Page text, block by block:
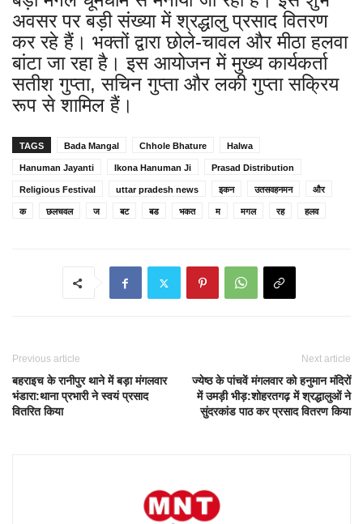
अवसर पर बड़ी संख्या में श्रद्धालु प्रसाद वितरण
कर रहे हैं। भक्तों द्वारा छोले-चावल और मीठा हलवा
बांटा जा रहा है। इस आयोजन में मुख्य कार्यकर्ता
सतीश गुप्ता, सचिन गुप्ता और लकी गुप्ता सक्रिय
रूप से शामिल हैं।
TAGS Bada Mangal Chhole Bhature Halwa
Hanuman Jayanti Ikona Hanuman Ji Prasad Distribution
Religious Festival uttar pradesh news इकन उतसवहनमन और
क छलचवल ज बट बड भकत म मगल रह हलव
Previous article
बहराइच के रानीपुर थाने में बड़ा मंगलवार
भंडारा:थाना प्रभारी ने स्वयं प्रसाद
वितरित किया
Next article
ज्येष्ठ के पांचवें मंगलवार को हनुमान मंदिरों
में उमड़ी भीड़:शोहरतगढ़ में श्रद्धालुओं ने
सुंदरकांड पाठ कर प्रसाद वितरण किया